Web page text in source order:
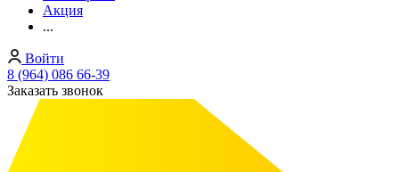
Акция
...
Войти
8 (964) 086 66-39
Заказать звонок